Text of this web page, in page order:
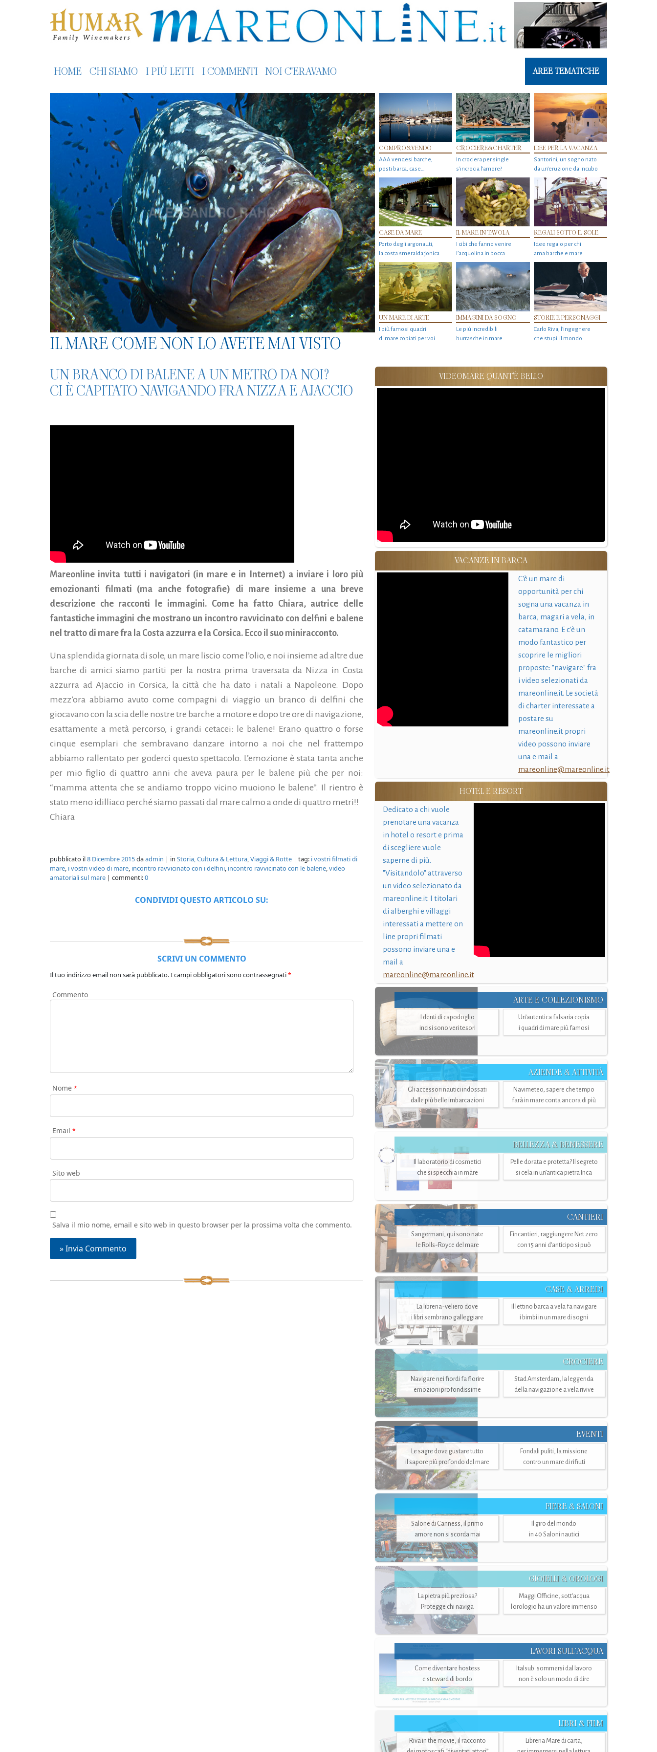
HOME CHI SIAMO I PIÙ LETTI I COMMENTI NOI C'ERAVAMO AREE TEMATICHE
IL MARE COME NON LO AVETE MAI VISTO
COMPRO&VENDO
AAA vendesi barche,
posti barca, case…
CROCIERE&CHARTER
In crociera per single
s'incrocia l’amore?
IDEE PER LA VACANZA
Santorini, un sogno nato
da un’eruzione da incubo
CASE DA MARE
Porto degli argonauti,
la costa smeralda jonica
IL MARE IN TAVOLA
I cibi che fanno venire
l’acquolina in bocca
REGALI SOTTO IL SOLE
Idee regalo per chi
ama barche e mare
UN MARE DI ARTE
I più famosi quadri
di mare copiati per voi
IMMAGINI DA SOGNO
Le più incredibili
burrasche in mare
STORIE E PERSONAGGI
Carlo Riva, l’ingegnere
che stupi' il mondo
UN BRANCO DI BALENE A UN METRO DA NOI?
CI È CAPITATO NAVIGANDO FRA NIZZA E AJACCIO
Mareonline invita tutti i navigatori (in mare e in Internet) a inviare i loro più
emozionanti filmati (ma anche fotografie) di mare insieme a una breve
descrizione che racconti le immagini. Come ha fatto Chiara, autrice delle
fantastiche immagini che mostrano un incontro ravvicinato con delfini e balene
nel tratto di mare fra la Costa azzurra e la Corsica. Ecco il suo miniracconto.
Una splendida giornata di sole, un mare liscio come l’olio, e noi insieme ad altre due
barche di amici siamo partiti per la nostra prima traversata da Nizza in Costa
azzurra ad Ajaccio in Corsica, la città che ha dato i natali a Napoleone. Dopo
mezz’ora abbiamo avuto come compagni di viaggio un branco di delfini che
giocavano con la scia delle nostre tre barche a motore e dopo tre ore di navigazione,
esattamente a metà percorso, i grandi cetacei: le balene! Erano quattro o forse
cinque esemplari che sembravano danzare intorno a noi che nel frattempo
abbiamo rallentato per goderci questo spettacolo. L’emozione è stata tanta anche
per mio figlio di quattro anni che aveva paura per le balene più che per noi:
“mamma attenta che se andiamo troppo vicino muoiono le balene”. Il rientro è
stato meno idilliaco perché siamo passati dal mare calmo a onde di quattro metri!!
Chiara
pubblicato il8 Dicembre 2015daadmin | in Storia, Cultura & Lettura,Viaggi & Rotte | tag: i vostri filmati di
mare, i vostri video di mare, incontro ravvicinato con i delfini, incontro ravvicinato con le balene,video
amatoriali sul mare | commenti:0
CONDIVIDI QUESTO ARTICOLO SU:
SCRIVI UN COMMENTO
Il tuo indirizzo email non sarà pubblicato.I campi obbligatori sono contrassegnati*
Commento
Nome *
Email *
Sito web
Salva il mio nome, email e sito web in questo browser per la prossima volta che commento.
VIDEOMARE QUANT'È BELLO
VACANZE IN BARCA
C'è un mare di
opportunità per chi
sogna una vacanza in
barca, magari a vela, in
catamarano. E c'è un
modo fantastico per
scoprire le migliori
proposte: "navigare" fra
i video selezionati da
mareonline.it. Le società
di charter interessate a
postare su
mareonline.it propri
video possono inviare
una e mail a
mareonline@mareonline.it
HOTEL E RESORT
Dedicato a chi vuole
prenotare una vacanza
in hotel o resort e prima
di scegliere vuole
saperne di più.
"Visitandolo" attraverso
un video selezionato da
mareonline.it. I titolari
di alberghi e villaggi
interessati a mettere on
line propri filmati
possono inviare una e
mail a
mareonline@mareonline.it
ARTE E COLLEZIONISMO
I denti di capodoglio
incisi sono veri tesori
Un’autentica falsaria copia
i quadri di mare più famosi
AZIENDE & ATTIVITÀ
Gli accessori nautici indossati
dalle più belle imbarcazioni
Navimeteo, sapere che tempo
farà in mare conta ancora di più
BELLEZZA & BENESSERE
Il laboratorio di cosmetici
che si specchia in mare
Pelle dorata e protetta? Il segreto
si cela in un’antica pietra Inca
CANTIERI
Sangermani, qui sono nate
le Rolls-Royce del mare
Fincantieri, raggiungere Net zero
con 15 anni d'anticipo si può
CASE & ARREDI
La libreria-veliero dove
i libri sembrano galleggiare
Il lettino barca a vela fa navigare
i bimbi in un mare di sogni
CROCIERE
Navigare nei fiordi fa fiorire
emozioni profondissime
Stad Amsterdam, la leggenda
della navigazione a vela rivive
EVENTI
Le sagre dove gustare tutto
il sapore più profondo del mare
Fondali puliti, la missione
contro un mare di rifiuti
FIERE & SALONI
Salone di Canness, il primo
amore non si scorda mai
Il giro del mondo
in 40 Saloni nautici
GIOIELLI & OROLOGI
La pietra più preziosa?
Protegge chi naviga
Maggi Officine, sott’acqua
l'orologio ha un valore immenso
LAVORI SULL’ACQUA
Come diventare hostess
e steward di bordo
Italsub: sommersi dal lavoro
non è solo un modo di dire
LIBRI & FILM
Riva in the movie, il racconto
Libreria Mare di carta,